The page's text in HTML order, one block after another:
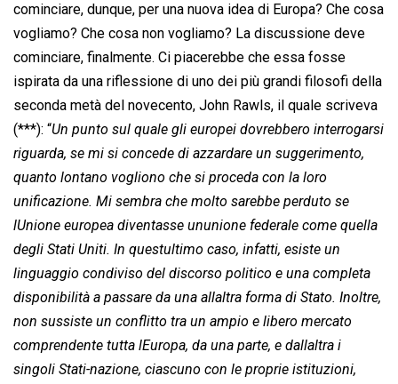
cominciare, dunque, per una nuova idea di Europa? Che cosa
vogliamo? Che cosa non vogliamo? La discussione deve
cominciare, finalmente. Ci piacerebbe che essa fosse
ispirata da una riflessione di uno dei più grandi filosofi della
seconda metà del novecento, John Rawls, il quale scriveva
(***): “Un punto sul quale gli europei dovrebbero interrogarsi
riguarda, se mi si concede di azzardare un suggerimento,
quanto lontano vogliono che si proceda con la loro
unificazione. Mi sembra che molto sarebbe perduto se
lUnione europea diventasse ununione federale come quella
degli Stati Uniti. In questultimo caso, infatti, esiste un
linguaggio condiviso del discorso politico e una completa
disponibilità a passare da una allaltra forma di Stato. Inoltre,
non sussiste un conflitto tra un ampio e libero mercato
comprendente tutta lEuropa, da una parte, e dallaltra i
singoli Stati-nazione, ciascuno con le proprie istituzioni,